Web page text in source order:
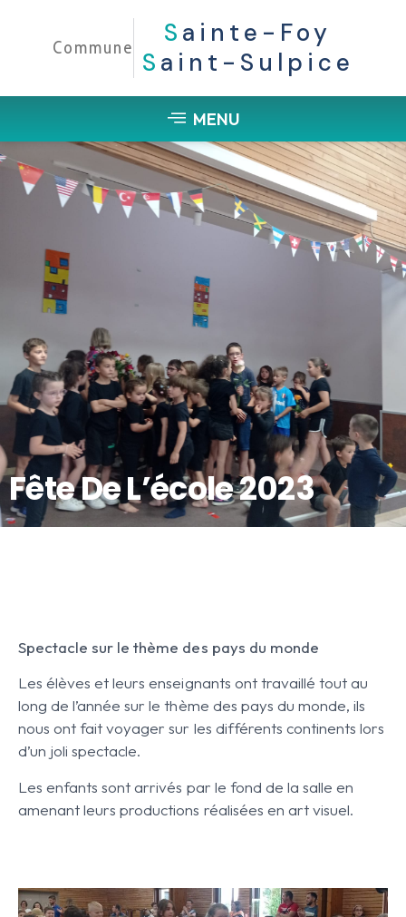
Commune S Ainte-Foy
S Aint-Sulpice
MENU
Fête De L’école 2023
Spectacle sur le thème des pays du monde
Les élèves et leurs enseignants ont travaillé tout au
long de l’année sur le thème des pays du monde, ils
nous ont fait voyager sur les différents continents lors
d’un joli spectacle.
Les enfants sont arrivés par le fond de la salle en
amenant leurs productions réalisées en art visuel.